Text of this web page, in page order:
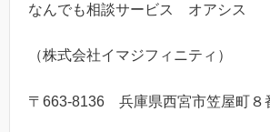
なんでも相談サービス オアシス
（株式会社イマジフィニティ）
〒663-8136 兵庫県西宮市笠屋町８